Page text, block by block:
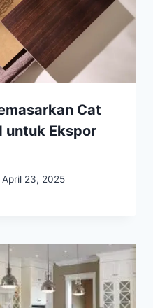
Cat
untuk Ekspor
April 23, 2025